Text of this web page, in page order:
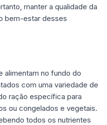
manter a qualidade da
bem-estar desses
alimentam no fundo do
com uma variedade de
ração específica para
ou congelados e vegetais.
todos os nutrientes